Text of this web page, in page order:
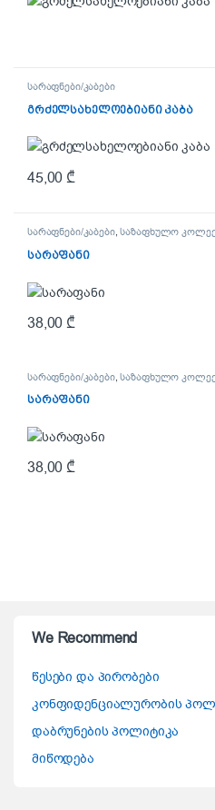
სარაფნები/კაბები
გრძელსახელოებიანი კაბა
45,00₾
სარაფნები/კაბები,საზაფხულო
სარაფანი
38,00₾
სარაფნები/კაბები,საზაფხულო
სარაფანი
38,00₾
We Recommend
წესები და პირობები
კონფიდენციალურობის
დაბრუნების პოლიტიკა
მიწოდება